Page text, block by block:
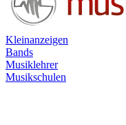
Kleinanzeigen
Bands
Musiklehrer
Musikschulen